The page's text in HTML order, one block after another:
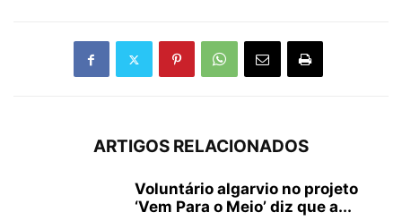
ARTIGOS RELACIONADOS
Voluntário algarvio no projeto
‘Vem Para o Meio’ diz que a...